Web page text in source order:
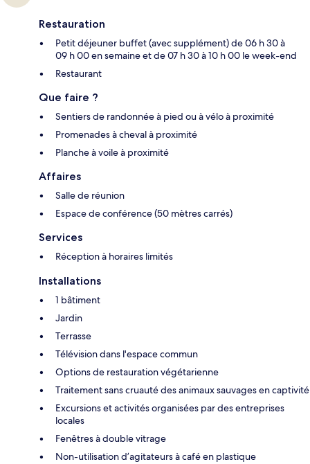
Restauration
Petit déjeuner buffet (avec supplément) de 06 h 30 à
09 h 00 en semaine et de 07 h 30 à 10 h 00 le week-end
Restaurant
Que faire ?
Sentiers de randonnée à pied ou à vélo à proximité
Promenades à cheval à proximité
Planche à voile à proximité
Affaires
Salle de réunion
Espace de conférence (50 mètres carrés)
Services
Réception à horaires limités
Installations
1 bâtiment
Jardin
Terrasse
Télévision dans l'espace commun
Options de restauration végétarienne
Traitement sans cruauté des animaux sauvages en captivité
Excursions et activités organisées par des entreprises
locales
Fenêtres à double vitrage
Non-utilisation d’agitateurs à café en plastique